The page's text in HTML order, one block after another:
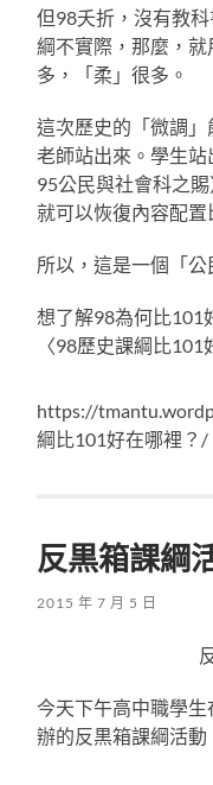
但98夭折，沒有教
綱不實際，那麼，
多，「柔」很多。
這次歷史的「微調
老師站出來。學生
95公民與社會科之
就可以恢復內容配置
所以，這是一個「
想了解98為何比101
〈98歷史課綱比101
https://
綱比101好在哪裡？/
反黒箱課綱
2015 年 7 月 5 日
今天下午高中職學
辦的反黒箱課綱活動